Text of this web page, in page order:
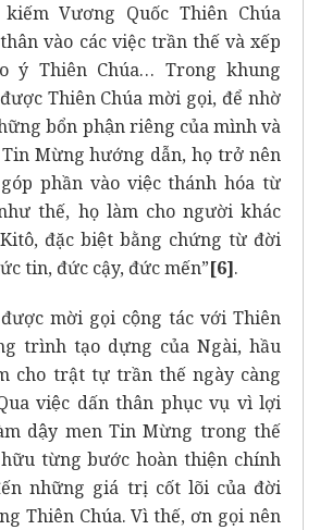
Vương Quốc Thiên Chúa
vào các việc trần thế và xếp
ý Thiên Chúa… Trong khung
Thiên Chúa mời gọi, để nhờ
bổn phận riêng của mình và
Mừng hướng dẫn, họ trở nên
phần vào việc thánh hóa từ
thế, họ làm cho người khác
đặc biệt bằng chứng từ đời
tin, đức cậy, đức mến”[6].
mời gọi cộng tác với Thiên
trình tạo dựng của Ngài, hầu
cho trật tự trần thế ngày càng
việc dấn thân phục vụ vì lợi
dậy men Tin Mừng trong thế
từng bước hoàn thiện chính
những giá trị cốt lõi của đời
Thiên Chúa. Vì thế, ơn gọi nên